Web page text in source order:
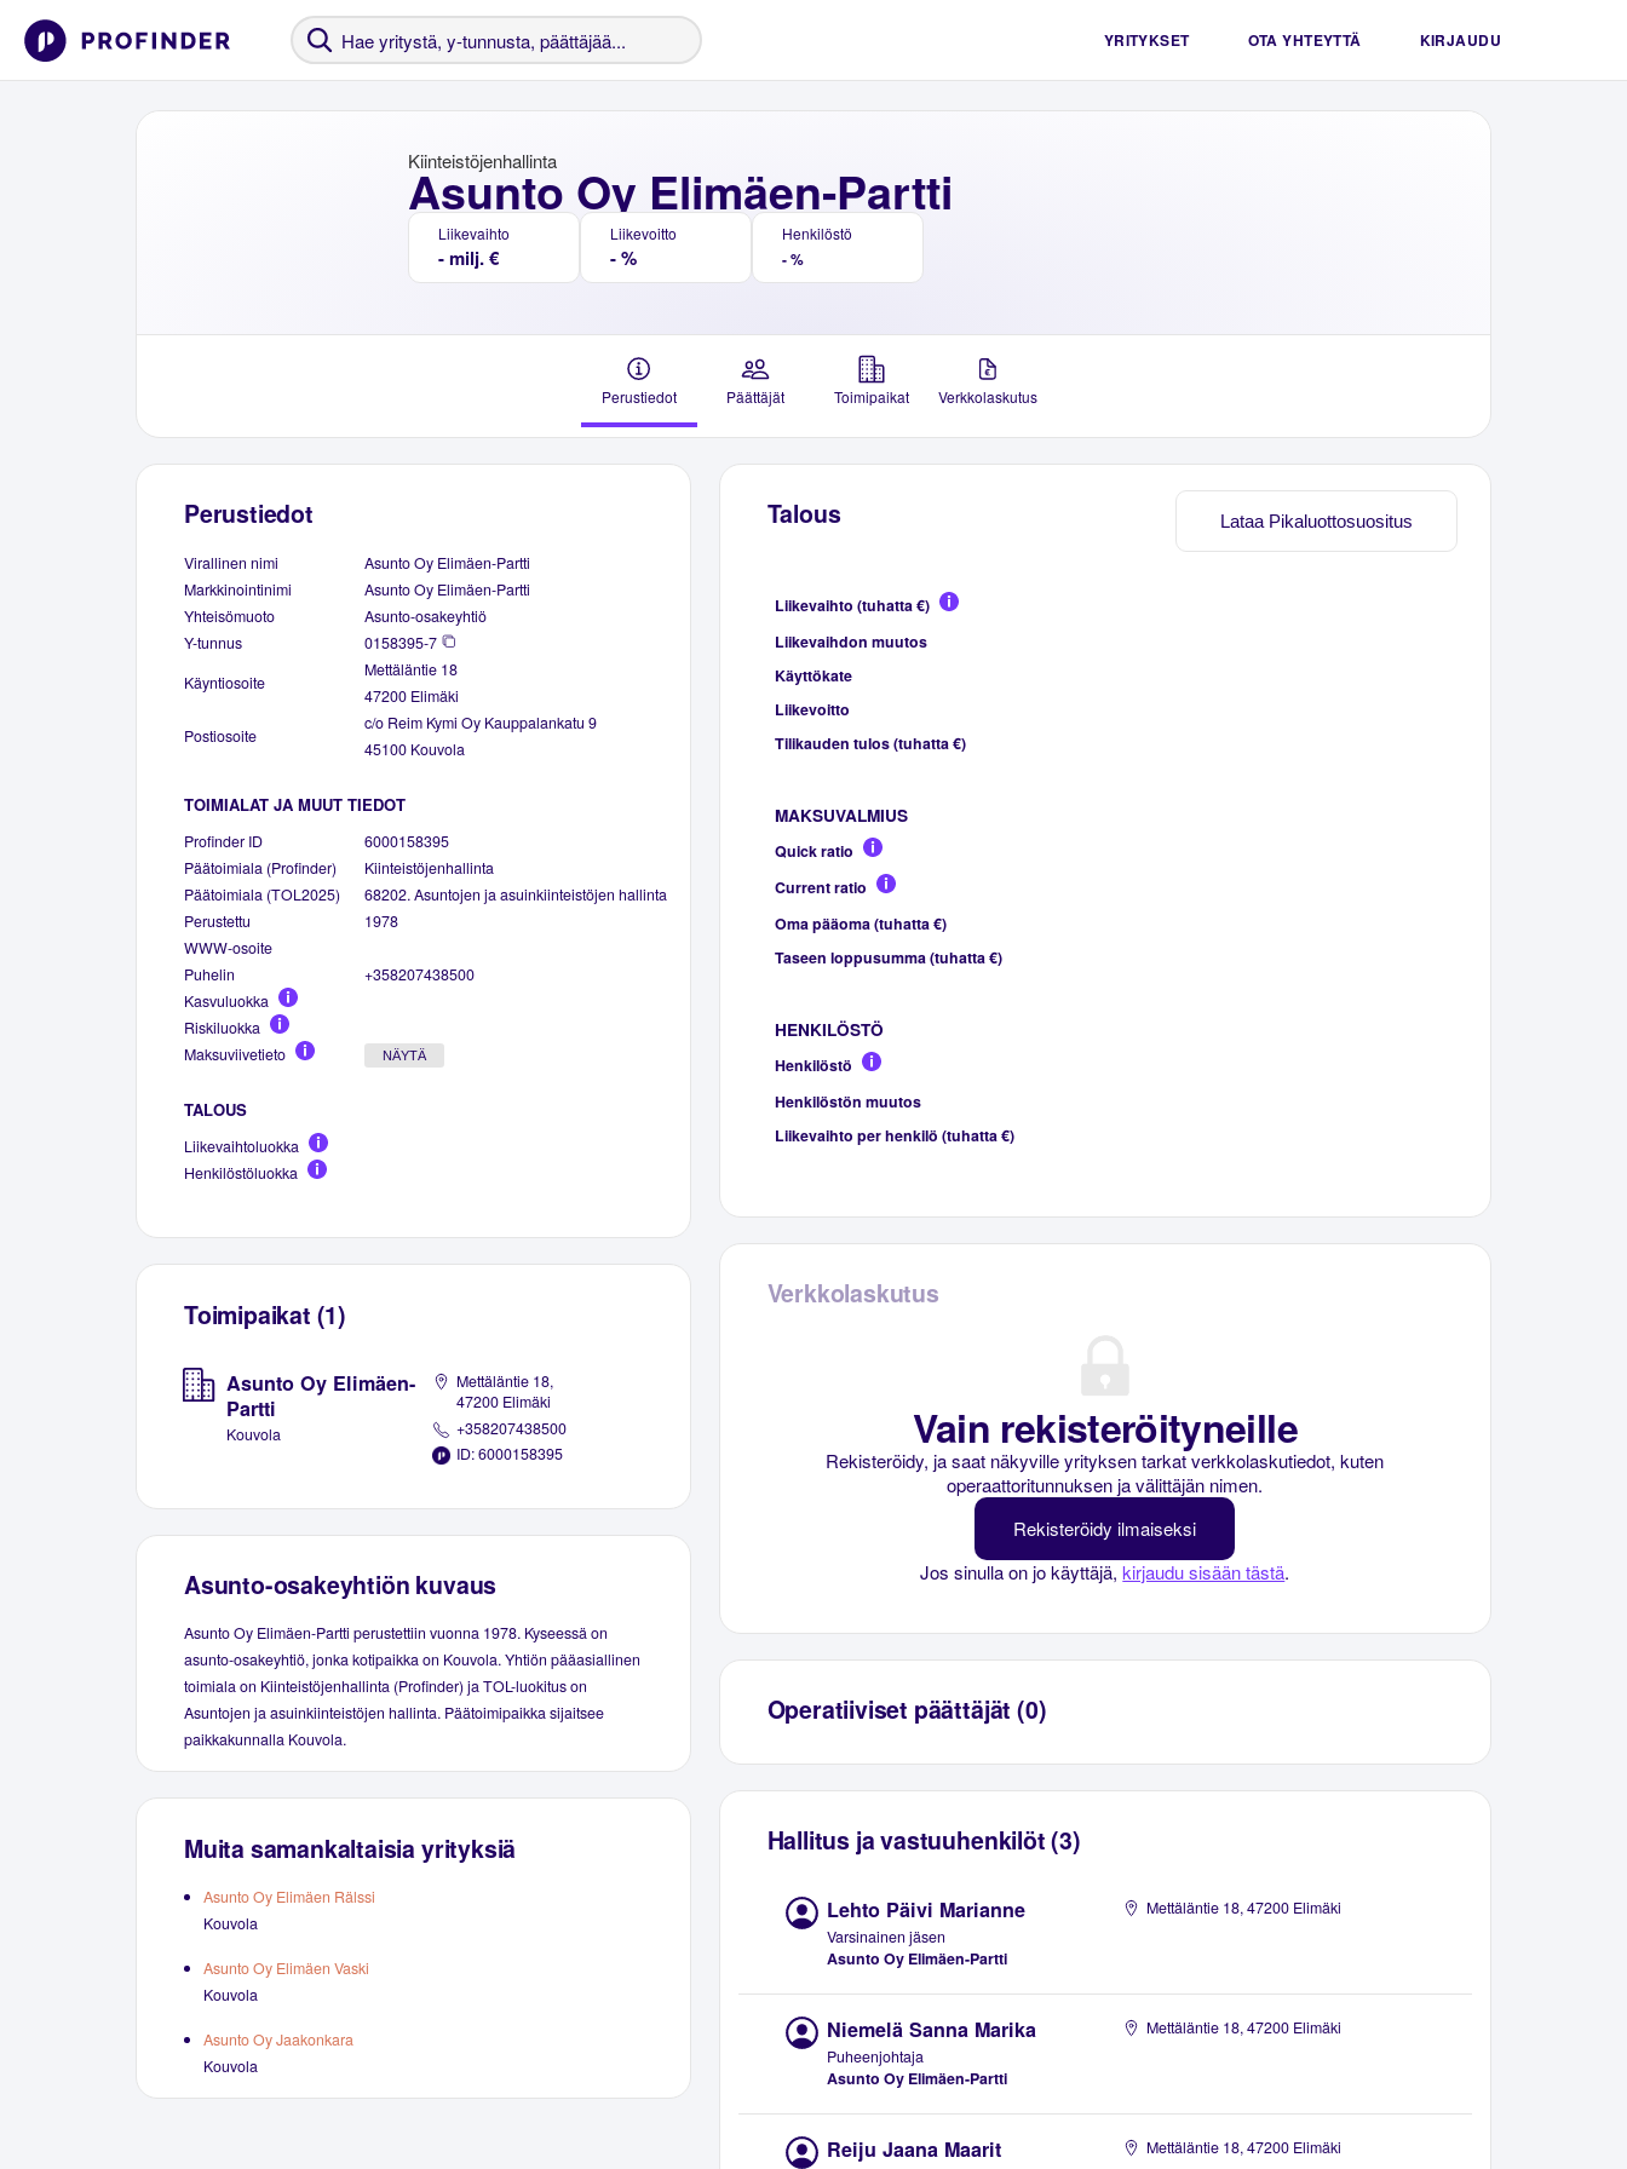
YRITYKSET OTA YHTEYTTÄ KIRJAUDU
Asunto Oy Elimäen-Partti
Kiinteistöjenhallinta
Liikevaihto
- milj. €
Liikevoitto
- %
Henkilöstö
- %
Perustiedot Päättäjät Toimipaikat Verkkolaskutus
Perustiedot
Virallinen nimi
Asunto Oy Elimäen-Partti
Markkinointinimi
Asunto Oy Elimäen-Partti
Yhteisömuoto
Asunto-osakeyhtiö
Y-tunnus
0158395-7
Käyntiosoite
Mettäläntie 18
47200 Elimäki
Postiosoite
c/o Reim Kymi Oy Kauppalankatu 9
45100 Kouvola
TOIMIALAT JA MUUT TIEDOT
Profinder ID
6000158395
Päätoimiala (Profinder)
Kiinteistöjenhallinta
Päätoimiala (TOL2025)
68202. Asuntojen ja asuinkiinteistöjen hallinta
Perustettu
1978
WWW-osoite
Puhelin
+358207438500
Kasvuluokka
Riskiluokka
Maksuviivetieto
NÄYTÄ
TALOUS
Liikevaihtoluokka
Henkilöstöluokka
Toimipaikat (1)
Asunto Oy Elimäen-
Partti
Kouvola
Mettäläntie 18,
47200 Elimäki
+358207438500
ID: 6000158395
Asunto-osakeyhtiön kuvaus
Asunto Oy Elimäen-Partti perustettiin vuonna 1978. Kyseessä on
asunto-osakeyhtiö, jonka kotipaikka on Kouvola. Yhtiön pääasiallinen
toimiala on Kiinteistöjenhallinta (Profinder) ja TOL-luokitus on
Asuntojen ja asuinkiinteistöjen hallinta. Päätoimipaikka sijaitsee
paikkakunnalla Kouvola.
Muita samankaltaisia yrityksiä
Asunto Oy Elimäen Rälssi
Kouvola
Asunto Oy Elimäen Vaski
Kouvola
Asunto Oy Jaakonkara
Kouvola
Lataa Pikaluottosuositus
Talous
Liikevaihto (tuhatta €)
Liikevaihdon muutos
Käyttökate
Liikevoitto
Tilikauden tulos (tuhatta €)
MAKSUVALMIUS
Quick ratio
Current ratio
Oma pääoma (tuhatta €)
Taseen loppusumma (tuhatta €)
HENKILÖSTÖ
Henkilöstö
Henkilöstön muutos
Liikevaihto per henkilö (tuhatta €)
Verkkolaskutus
Vain rekisteröityneille
Rekisteröidy, ja saat näkyville yrityksen tarkat verkkolaskutiedot, kuten
operaattoritunnuksen ja välittäjän nimen.
Rekisteröidy ilmaiseksi
Jos sinulla on jo käyttäjä,kirjaudu sisään tästä.
Operatiiviset päättäjät (0)
Hallitus ja vastuuhenkilöt (3)
Lehto Päivi Marianne
Varsinainen jäsen
Asunto Oy Elimäen-Partti
Mettäläntie 18, 47200 Elimäki
Niemelä Sanna Marika
Puheenjohtaja
Asunto Oy Elimäen-Partti
Mettäläntie 18, 47200 Elimäki
Reiju Jaana Maarit Mettäläntie 18, 47200 Elimäki